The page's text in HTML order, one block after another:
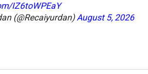
IZ6toWPEaY
(@Recaiyurdan)August 5, 2026